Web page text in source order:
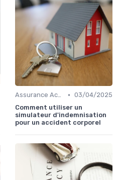
Assurance Accident • 03/04/2025
Comment utiliser un
simulateur d'indemnisation
pour un accident corporel